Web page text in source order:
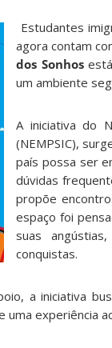
Estudantes
agora contam
dos Sonhosestá
um ambiente
A iniciativa do
(NEMPSIC),
país possa ser
dúvidas
propõe
espaço foi
suas
conquistas.
a iniciativa
uma experiência